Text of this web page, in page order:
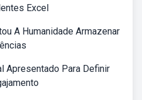
Excel
A Humanidade Armazenar
Apresentado Para Definir